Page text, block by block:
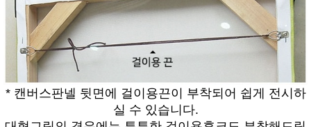
* 캔버스판넬 뒷면에 걸이용끈이 부착되어 쉽게 전시하
실 수 있습니다.